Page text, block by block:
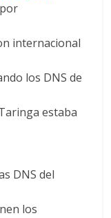
internacional
los DNS de
estaba
DNS del
los